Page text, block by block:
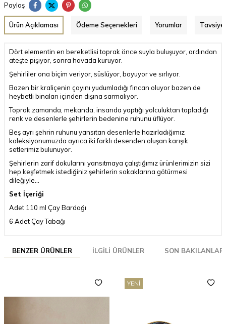
Paylaş
Ürün Açıklaması Ödeme Seçenekleri Yorumlar Tavsiye
Dört elementin en bereketlisi toprak önce suyla buluşuyor, ardından
ateşte pişiyor, sonra havada kuruyor.
Şehirliler ona biçim veriyor, süslüyor, boyuyor ve sırlıyor.
Bazen bir kraliçenin çayını yudumladığı fincan oluyor bazen de
heybetli binaları içinden dışına sarmalıyor.
Toprak zamanda, mekanda, insanda yaptığı yolculuktan topladığı
renk ve desenlerle şehirlerin bedenine ruhunu üflüyor.
Beş ayrı şehrin ruhunu yansıtan desenlerle hazırladığımız
koleksiyonumuzda ayrıca iki farklı desenden oluşan karışık
setlerimiz bulunuyor.
Şehirlerin zarif dokularını yansıtmaya çalıştığımız ürünlerimizin sizi
hep keşfetmek istediğiniz şehirlerin sokaklarına götürmesi
dileğiyle…
Set İçeriği
Adet 110 ml Çay Bardağı
6 Adet Çay Tabağı
BENZER ÜRÜNLER İLGILI ÜRÜNLER SON BAKILANLAR
YENI